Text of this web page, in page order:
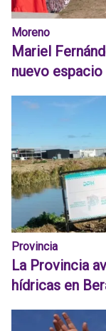
Moreno
Mariel
nuevo espacio
Provincia
La Provincia
hídricas en